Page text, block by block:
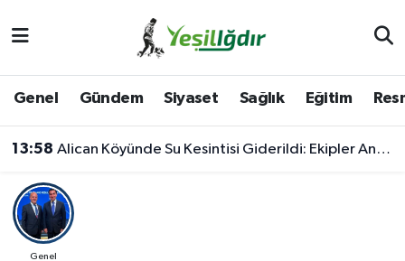
Genel Gündem Siyaset Sağlık Eğitim
13:58 Alican Köyünde Su Kesintisi Giderildi: Ekipler Anında Müdahale Etti
Genel
İğdir Namaz Vakitleri
Iğdır Trafik Yoğunluk Haritası
Süper Lig Puan Durumu ve Fikstür